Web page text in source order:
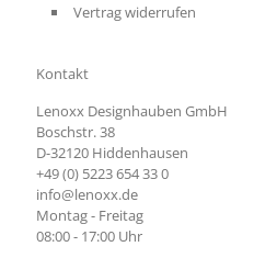
Vertrag widerrufen
Kontakt
Lenoxx Designhauben GmbH
Boschstr. 38
D-32120 Hiddenhausen
+49 (0) 5223 654 33 0
info@lenoxx.de
Montag - Freitag
08:00 - 17:00 Uhr